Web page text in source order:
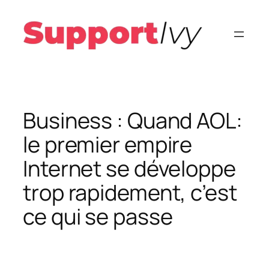
contenu
Business : Quand AOL:
le premier empire
Internet se développe
trop rapidement, c’est
ce qui se passe